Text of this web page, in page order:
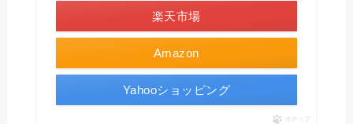
Amazon
楽天市場
Yahooショッピング
ポチップ